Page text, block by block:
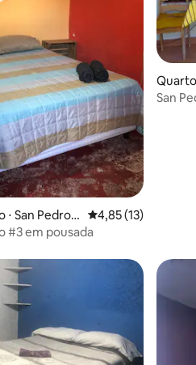
San Pedro L 4,85 de uma
4,85 (13)
#3 em pousada
La
San